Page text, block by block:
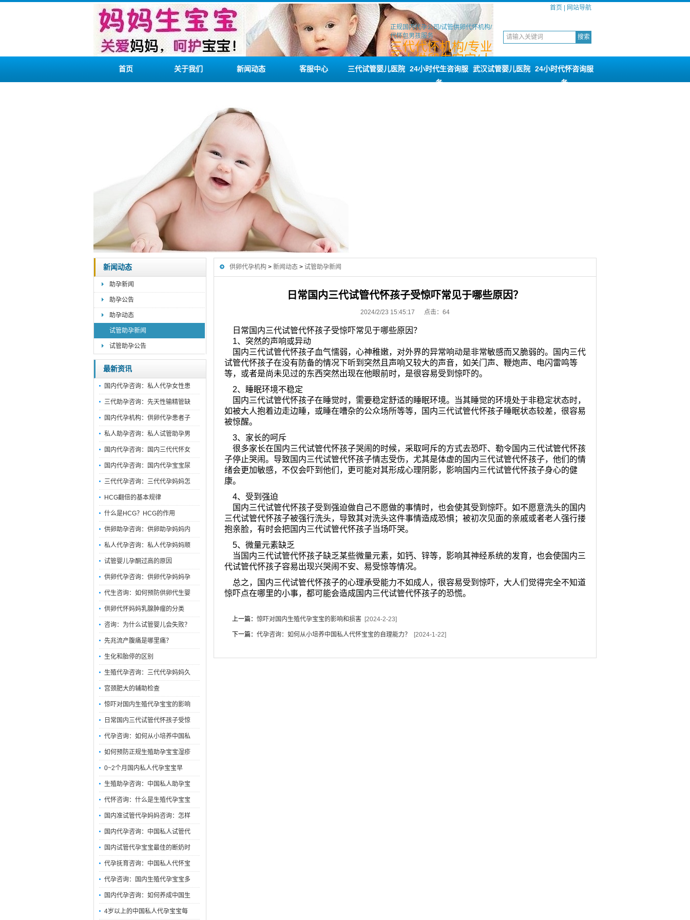
首页 网站导航
正规国内代孕公司/试管供卵代怀机构/
代怀包男孩服务
三代代怀机构/专业
私人供卵生宝宝/人
工供卵代生咨询
首页 关于我们 新闻动态 客服中心 三代试管婴儿医院 24小时代生咨询服
务
武汉试管婴儿医院 24小时代怀咨询服
务
新闻动态
助孕新闻
助孕公告
助孕动态
试管助孕新闻
试管助孕公告
最新资讯
国内代孕咨询：私人代孕女性患
三代助孕咨询：先天性输精管缺
国内代孕机构：供卵代孕患者子
私人助孕咨询：私人试管助孕男
国内代孕咨询：国内三代代怀女
国内代孕咨询：国内代孕宝宝尿
三代代孕咨询：三代代孕妈妈怎
HCG翻倍的基本规律
什么是HCG？HCG的作用
供卵助孕咨询：供卵助孕妈妈内
私人代孕咨询：私人代孕妈妈顺
试管婴儿孕酮过高的原因
供卵代孕咨询：供卵代孕妈妈孕
代生咨询：如何预防供卵代生婴
供卵代怀妈妈乳腺肿瘤的分类
咨询：为什么试管婴儿会失败？
先兆流产腹痛是哪里痛？
生化和胎停的区别
生殖代孕咨询：三代代孕妈妈久
宫颈肥大的辅助检查
惊吓对国内生殖代孕宝宝的影响
日常国内三代试管代怀孩子受惊
代孕咨询：如何从小培养中国私
如何预防正规生殖助孕宝宝湿疹
0~2个月国内私人代孕宝宝早
生殖助孕咨询：中国私人助孕宝
代怀咨询：什么是生殖代孕宝宝
国内准试管代孕妈妈咨询：怎样
国内代孕咨询：中国私人试管代
国内试管代孕宝宝最佳的断奶时
代孕抚育咨询：中国私人代怀宝
代孕咨询：国内生殖代孕宝宝多
国内代孕咨询：如何养成中国生
4岁以上的中国私人代孕宝宝每
供卵代孕机构 > 新闻动态 > 试管助孕新闻
日常国内三代试管代怀孩子受惊吓常见于哪些原因？
2024/2/23 15:45:17 点击： 64
日常国内三代试管代怀孩子受惊吓常见于哪些原因？
1、突然的声响或异动
国内三代试管代怀孩子血气懦弱，心神稚嫩，对外界的异常响动是非常敏感而又脆弱的。国内三代
试管代怀孩子在没有防备的情况下听到突然且声响又较大的声音，如关门声、鞭炮声、电闪雷鸣等
等，或者是尚未见过的东西突然出现在他眼前时，是很容易受到惊吓的。
2、睡眠环境不稳定
国内三代试管代怀孩子在睡觉时，需要稳定舒适的睡眠环境。当其睡觉的环境处于非稳定状态时，
如被大人抱着边走边睡，或睡在嘈杂的公众场所等等，国内三代试管代怀孩子睡眠状态较差，很容易
被惊醒。
3、家长的呵斥
很多家长在国内三代试管代怀孩子哭闹的时候，采取呵斥的方式去恐吓、勒令国内三代试管代怀孩
子停止哭闹。导致国内三代试管代怀孩子情志受伤，尤其是体虚的国内三代试管代怀孩子，他们的情
绪会更加敏感，不仅会吓到他们，更可能对其形成心理阴影，影响国内三代试管代怀孩子身心的健
康。
4、受到强迫
国内三代试管代怀孩子受到强迫做自己不愿做的事情时，也会使其受到惊吓。如不愿意洗头的国内
三代试管代怀孩子被强行洗头，导致其对洗头这件事情造成恐惧；被初次见面的亲戚或者老人强行搂
抱亲脸，有时会把国内三代试管代怀孩子当场吓哭。
5、微量元素缺乏
当国内三代试管代怀孩子缺乏某些微量元素，如钙、锌等，影响其神经系统的发育，也会使国内三
代试管代怀孩子容易出现兴哭闹不安、易受惊等情况。
总之，国内三代试管代怀孩子的心理承受能力不如成人，很容易受到惊吓，大人们觉得完全不知道
惊吓点在哪里的小事，都可能会造成国内三代试管代怀孩子的恐慌。
上一篇： 惊吓对国内生殖代孕宝宝的影响和损害 [2024-2-23]
下一篇： 代孕咨询：如何从小培养中国私人代怀宝宝的自理能力？ [2024-1-22]